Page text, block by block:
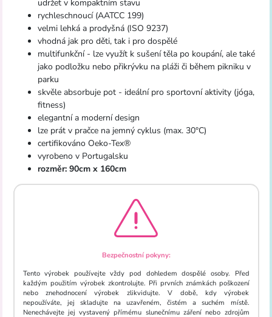
udržet v kompaktním stavu
rychleschnoucí (AATCC 199)
velmi lehká a prodyšná (ISO 9237)
vhodná jak pro děti, tak i pro dospělé
multifunkční - lze využít k sušení těla po koupání, ale také
jako podložku nebo přikrývku na pláži či během pikniku v
parku
skvěle absorbuje pot - ideální pro sportovní aktivity (jóga,
fitness)
elegantní a moderní design
lze prát v pračce na jemný cyklus (max. 30°C)
certifikováno Oeko-Tex®
vyrobeno v Portugalsku
rozměr: 90cm x 160cm
Bezpečnostní pokyny:
Tento výrobek používejte vždy pod dohledem dospělé osoby. Před
každým použitím výrobek zkontrolujte. Při prvních známkách poškození
nebo znehodnocení výrobek zlikvidujte. V době, kdy výrobek
nepoužíváte, jej skladujte na uzavřeném, čistém a suchém místě.
Nenechávejte jej vystavený přímému slunečnímu záření nebo zdrojům